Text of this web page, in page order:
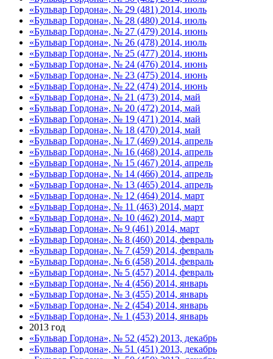
«Бульвар Гордона», № 29 (481) 2014, июль
«Бульвар Гордона», № 28 (480) 2014, июль
«Бульвар Гордона», № 27 (479) 2014, июнь
«Бульвар Гордона», № 26 (478) 2014, июль
«Бульвар Гордона», № 25 (477) 2014, июнь
«Бульвар Гордона», № 24 (476) 2014, июнь
«Бульвар Гордона», № 23 (475) 2014, июнь
«Бульвар Гордона», № 22 (474) 2014, июнь
«Бульвар Гордона», № 21 (473) 2014, май
«Бульвар Гордона», № 20 (472) 2014, май
«Бульвар Гордона», № 19 (471) 2014, май
«Бульвар Гордона», № 18 (470) 2014, май
«Бульвар Гордона», № 17 (469) 2014, апрель
«Бульвар Гордона», № 16 (468) 2014, апрель
«Бульвар Гордона», № 15 (467) 2014, апрель
«Бульвар Гордона», № 14 (466) 2014, апрель
«Бульвар Гордона», № 13 (465) 2014, апрель
«Бульвар Гордона», № 12 (464) 2014, март
«Бульвар Гордона», № 11 (463) 2014, март
«Бульвар Гордона», № 10 (462) 2014, март
«Бульвар Гордона», № 9 (461) 2014, март
«Бульвар Гордона», № 8 (460) 2014, февраль
«Бульвар Гордона», № 7 (459) 2014, февраль
«Бульвар Гордона», № 6 (458) 2014, февраль
«Бульвар Гордона», № 5 (457) 2014, февраль
«Бульвар Гордона», № 4 (456) 2014, январь
«Бульвар Гордона», № 3 (455) 2014, январь
«Бульвар Гордона», № 2 (454) 2014, январь
«Бульвар Гордона», № 1 (453) 2014, январь
2013 год
«Бульвар Гордона», № 52 (452) 2013, декабрь
«Бульвар Гордона», № 51 (451) 2013, декабрь